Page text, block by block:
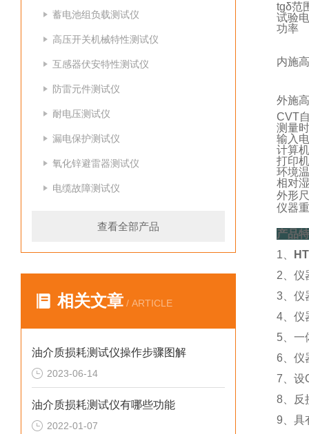
蓄电池组负载测试仪
高压开关机械特性测试仪
互感器伏安特性测试仪
防雷元件测试仪
耐电压测试仪
漏电保护测试仪
氧化锌避雷器测试仪
电缆故障测试仪
查看全部产品
相关文章 / ARTICLE
油介质损耗测试仪操作步骤图解
2023-06-14
油介质损耗测试仪有哪些功能
2022-01-07
tgδ范
试验
功率
内施
外施
CVT
测量
输入
计算
打印机
环境
相对
外形
仪器
产品
1、
2、仪
3、仪
4、仪
5、一
6、仪
7、设
8、反
9、具